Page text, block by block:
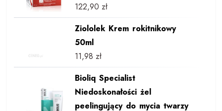
122,90 zł
Ziololek Krem rokitnikowy
50ml
11,98 zł
Bioliq Specialist
Niedoskonałości żel
peelingujący do mycia twarzy